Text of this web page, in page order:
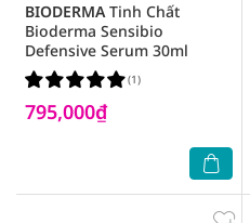
BIODERMATinh Chất
Bioderma Sensibio
Defensive Serum 30ml
795,000₫
(1)